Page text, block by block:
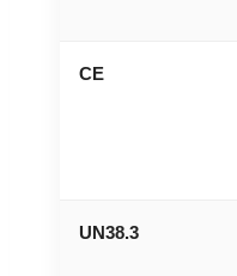
CE
UN38.3